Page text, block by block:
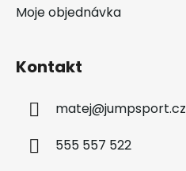
Moje objednávka
Kontakt
matej@jumpsport.cz
555 557 522